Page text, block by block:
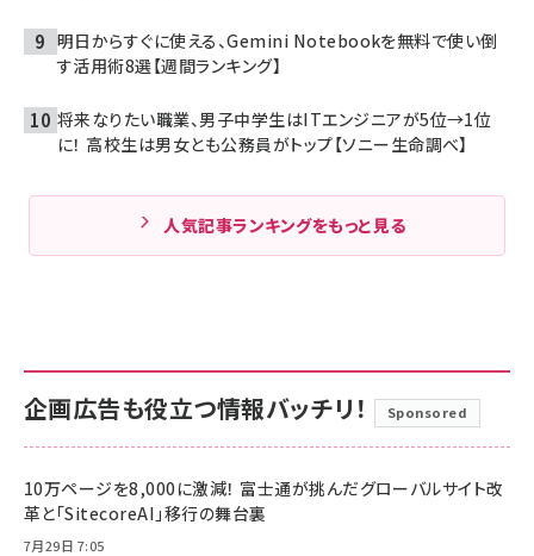
明日からすぐに使える、Gemini Notebookを無料で使い倒
す活用術8選【週間ランキング】
将来なりたい職業、男子中学生はITエンジニアが5位→1位
に！ 高校生は男女とも公務員がトップ【ソニー生命調べ】
人気記事ランキングをもっと見る
企画広告も役立つ情報バッチリ！ Sponsored
10万ページを8,000に激減！ 富士通が挑んだグローバルサイト改
革と「SitecoreAI」移行の舞台裏
7月29日 7:05